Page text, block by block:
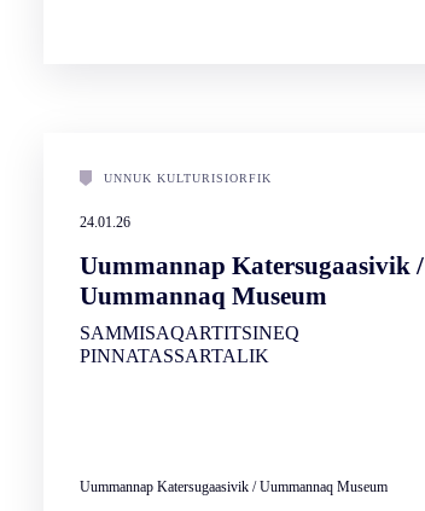
UNNUK KULTURISIORFIK
24.01.26
Uummannap Katersugaasivik /
Uummannaq Museum
SAMMISAQARTITSINEQ
PINNATASSARTALIK
Uummannap Katersugaasivik / Uummannaq Museum